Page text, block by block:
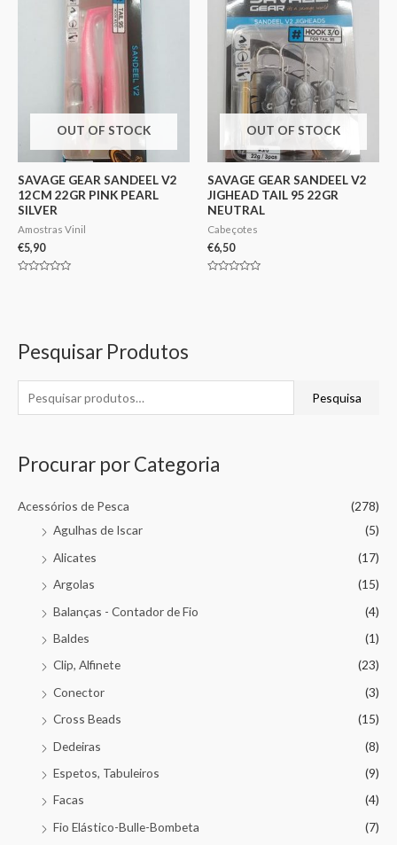
Pesquisar Produtos
Pesquisa
Procurar por Categoria
Acessórios de Pesca
(278)
Agulhas de Iscar
(5)
Alicates
(17)
Argolas
(15)
Balanças - Contador de Fio
(4)
Baldes
(1)
Clip, Alfinete
(23)
Conector
(3)
Cross Beads
(15)
Dedeiras
(8)
Espetos, Tabuleiros
(9)
Facas
(4)
Fio Elástico-Bulle-Bombeta
(7)
OUT OF STOCK
SAVAGE GEAR SANDEEL V2
12CM 22GR PINK PEARL
SILVER
Amostras Vinil
€5,90
OUT OF STOCK
SAVAGE GEAR SANDEEL V2
JIGHEAD TAIL 95 22GR
NEUTRAL
Cabeçotes
€6,50